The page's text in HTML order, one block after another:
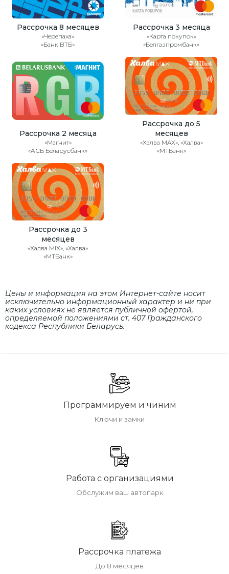
Рассрочка 8 месяцев
«Черепаха»
«Банк ВТБ»
Рассрочка 3 месяца
«Карта покупок»
«Белгазпромбанк»
Рассрочка 2 месяца
«Магнит»
«АСБ Беларусбанк»
Рассрочка до 5
месяцев
«Халва MAX», «Халва»
«МТБанк»
Рассрочка до 3
месяцев
«Халва MIX», «Халва»
«МТБанк»
Цены и информация на этом Интернет-сайте носит
исключительно информационный характер и ни при
каких условиях не является публичной офертой,
определяемой положениями cт. 407 Гражданского
кодекса Республики Беларусь.
Программируем и чиним
Ключи и замки
Работа с организациями
Обслужим ваш автопарк
Рассрочка платежа
До 8 месяцев